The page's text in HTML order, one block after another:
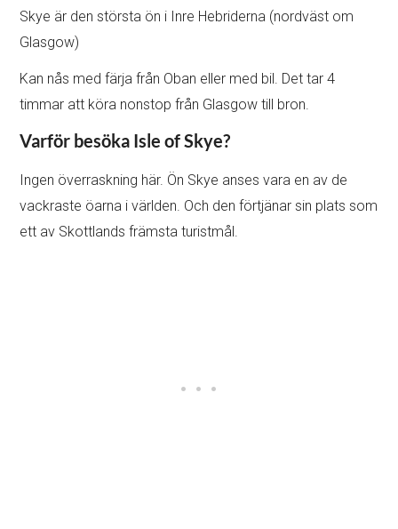
Skye är den största ön i Inre Hebriderna (nordväst om
Glasgow)
Kan nås med färja från Oban eller med bil. Det tar 4
timmar att köra nonstop från Glasgow till bron.
Varför besöka Isle of Skye?
Ingen överraskning här. Ön Skye anses vara en av de
vackraste öarna i världen. Och den förtjänar sin plats som
ett av Skottlands främsta turistmål.